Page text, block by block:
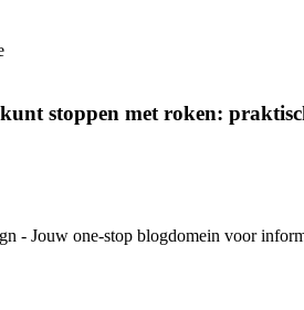
stoppen met roken:
- Jouw one-stop blogdomein voor